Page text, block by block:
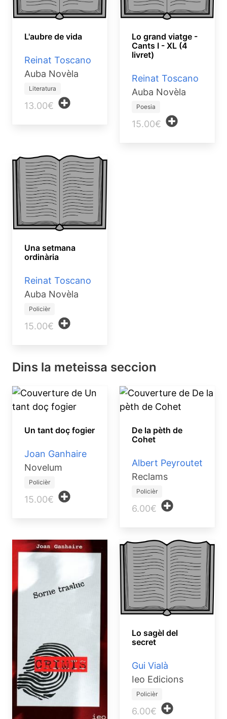
L'aubre de vida
Reinat Toscano
Auba Novèla
Literatura
13.00€
Lo grand viatge -
Cants I - XL (4
livret)
Reinat Toscano
Auba Novèla
Poesia
15.00€
Una setmana
ordinària
Reinat Toscano
Auba Novèla
Policièr
15.00€
Dins la meteissa seccion
Un tant doç fogier
Joan Ganhaire
Novelum
Policièr
15.00€
De la pèth de
Cohet
Albert Peyroutet
Reclams
Policièr
6.00€
Lo sagèl del
secret
Gui Vialà
Ieo Edicions
Policièr
6.00€